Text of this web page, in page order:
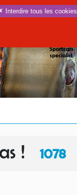
! 1078
Interdire tous les cookies